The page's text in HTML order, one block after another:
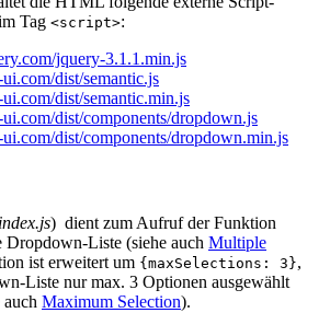
Tag <script>:
jquery-3.1.1.min.js
dist/semantic.js
dist/semantic.min.js
ui.com/dist/components/dropdown.js
ui.com/dist/components/dropdown.min.js
index.js) dient zum Aufruf der Funktion
Dropdown-Liste (siehe auch Multiple
ist erweitert um {maxSelections: 3},
Liste nur max. 3 Optionen ausgewählt
Maximum Selection).